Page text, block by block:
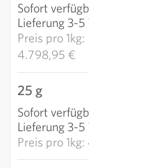
Sofort verfügbar
Lieferung 3-5 Tage
Preis pro1kg:
4.798,95 €
25 g
Sofort verfügbar
Lieferung 3-5 Tage
Preis pro1kg: 4.001,80 €